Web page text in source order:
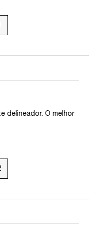
delineador. O melhor